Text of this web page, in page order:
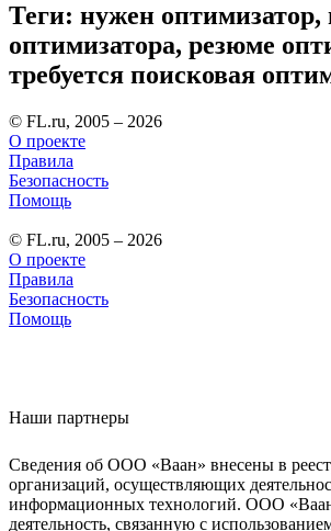
Теги: нужен
оптимизатора, резюме
требуется поисковая
© FL.ru, 2005 – 2026
О проекте
Правила
Безопасность
Помощь
© FL.ru, 2005 – 2026
О проекте
Правила
Безопасность
Помощь
Наши партнеры
Сведения об ООО «Ваан» внесены в
организаций, осуществляющих
информационных технологий. ООО
деятельность, связанную с